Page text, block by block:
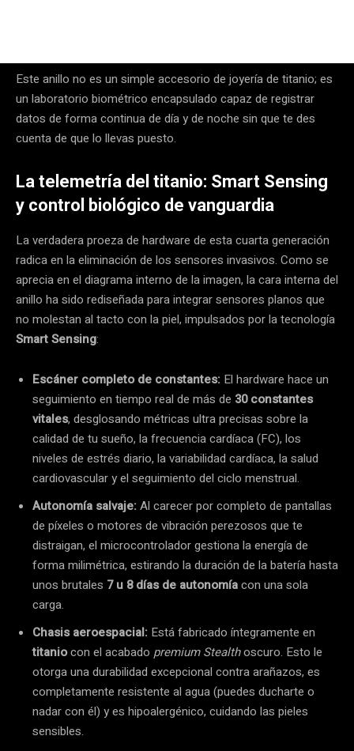
Este anillo no es un simple accesorio de joyería de titanio; es
un laboratorio biométrico encapsulado capaz de registrar
datos de forma continua de día y de noche sin que te des
cuenta de que lo llevas puesto.
La telemetría del titanio: Smart Sensing
y control biológico de vanguardia
La verdadera proeza de hardware de esta cuarta generación
radica en la eliminación de los sensores invasivos. Como se
aprecia en el diagrama interno de la imagen, la cara interna del
anillo ha sido rediseñada para integrar sensores planos que
no molestan al tacto con la piel, impulsados por la tecnología
Smart Sensing:
Escáner completo de constantes: El hardware hace un
seguimiento en tiempo real de más de 30 constantes
vitales, desglosando métricas ultra precisas sobre la
calidad de tu sueño, la frecuencia cardíaca (FC), los
niveles de estrés diario, la variabilidad cardíaca, la salud
cardiovascular y el seguimiento del ciclo menstrual.
Autonomía salvaje:Al carecer por completo de pantallas
de píxeles o motores de vibración perezosos que te
distraigan, el microcontrolador gestiona la energía de
forma milimétrica, estirando la duración de la batería hasta
unos brutales 7 u 8 días de autonomíacon una sola
carga.
Chasis aeroespacial: Está fabricado íntegramente en
titaniocon el acabado premium Stealthoscuro. Esto le
otorga una durabilidad excepcional contra arañazos, es
completamente resistente al agua (puedes ducharte o
nadar con él) y es hipoalergénico, cuidando las pieles
sensibles.